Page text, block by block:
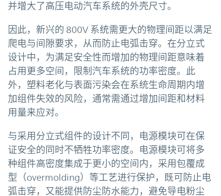
并增大了高压电动汽车系统的外壳尺寸。
因此，新兴的 800V 系统需更大的物理间距以满足
爬电与间隙要求，从而防止电弧击穿。在分立式
设计中，为满足安全性而增加的物理间距意味着
占用更多空间，限制汽车系统的功率密度。此
外，塑料老化与表面污染会在系统生命周期内增
加组件失效的风险，通常需通过增加间距和材料
用量来应对。
与采用分立式组件的设计不同，电源模块可在保
证安全的同时不牺牲功率密度。电源模块可将多
种组件高密度集成于更小的空间内，采用包覆成
型（overmolding）等工艺进行保护，既可防止电
弧击穿，又能提供防尘防水能力，避免导电粉尘